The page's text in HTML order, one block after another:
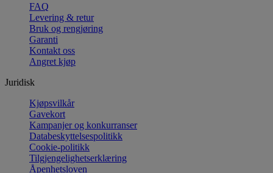
FAQ
Levering & retur
Bruk og rengjøring
Garanti
Kontakt oss
Angret kjøp
Juridisk
Kjøpsvilkår
Gavekort
Kampanjer og konkurranser
Databeskyttelsespolitikk
Cookie-politikk
Tilgjengelighetserklæring
Åpenhetsloven